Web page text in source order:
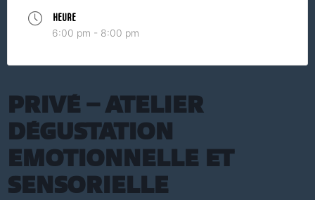
HEURE
6:00 pm - 8:00 pm
Privé – Atelier
dégustation
Emotionnelle et
Sensorielle